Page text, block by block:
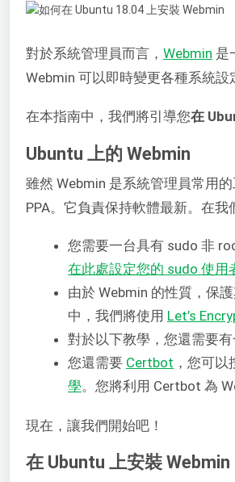
對於系統管理員而言， Webmin 是
Webmin 可以即時變更各種系統
在本指南中，我們將引導您在
Ubuntu 上的 Webmin
雖然 Webmin 是系統管理員常用
PPA。它負責保持軟體最新。在
您需要一台具有 sudo 非
在此處設定您的 sudo 使用
由於 Webmin 的性質，保
中，我們將使用 Let’s
對於以下教學，您還需要
您還需要 Certbot ，您可
學。您將利用 Certbot 為
現在，讓我們開始吧！
在 Ubuntu 上安裝 Webmin